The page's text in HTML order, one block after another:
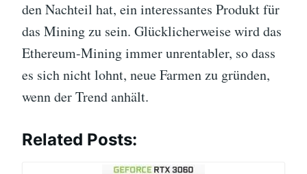
den Nachteil hat, ein interessantes Produkt für
das Mining zu sein. Glücklicherweise wird das
Ethereum-Mining immer unrentabler, so dass
es sich nicht lohnt, neue Farmen zu gründen,
wenn der Trend anhält.
Related Posts: